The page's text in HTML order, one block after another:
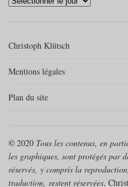
Christoph Klütsch
Mentions légales
Plan du site
© 2020 Tous les contenus, en
les graphiques, sont protégés par
réservés, y compris la
traduction, restent réservées.